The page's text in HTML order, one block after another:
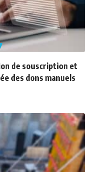
de souscription et
des dons manuels